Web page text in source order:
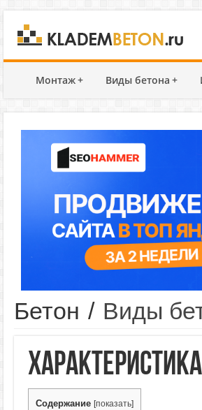
Монтаж+ Виды бетона +
Бетон / Виды
Содержание [показать]